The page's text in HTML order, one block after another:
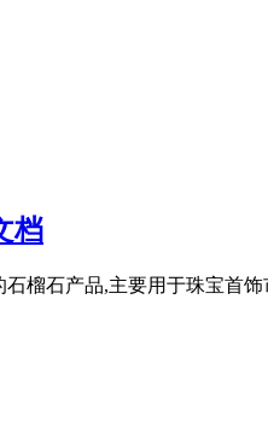
档
榴石产品,主要用于珠宝首